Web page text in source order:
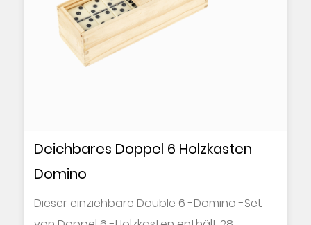
Deichbares Doppel 6 Holzkasten
Domino
Dieser einziehbare Double 6 -Domino -Set